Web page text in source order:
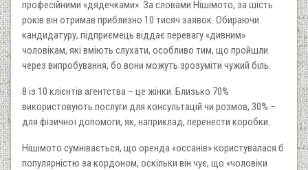
професійними «дядечками». За словами Нішімото, за шість
років він отримав приблизно 10 тисяч заявок. Обираючи
кандидатуру, підприємець віддає перевагу «дивним»
чоловікам, які вміють слухати, особливо тим, що пройшли
через випробування, бо вони можуть зрозуміти чужий біль.
8 із 10 клієнтів агентства – це жінки. Близько 70%
використовують послуги для консультацій чи розмов, 30% –
для фізичної допомоги, як, наприклад, перенести коробки.
Нішімото сумнівається, що оренда «оссанів» користувалася б
популярністю за кордоном, оскільки він чує, що «чоловіки